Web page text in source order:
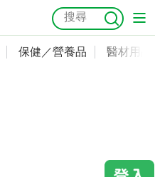
保健／營養品 醫材用品